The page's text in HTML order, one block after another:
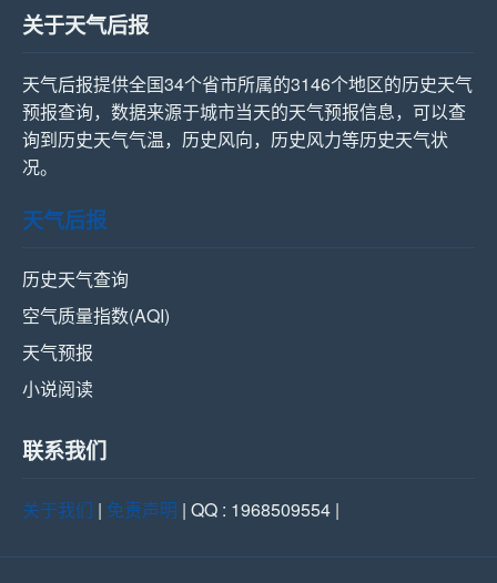
关于天气后报
天气后报提供全国34个省市所属的3146个地区的历史天气
预报查询，数据来源于城市当天的天气预报信息，可以查
询到历史天气气温，历史风向，历史风力等历史天气状
况。
天气后报
历史天气查询
空气质量指数(AQI)
天气预报
小说阅读
联系我们
关于我们 | 免责声明 | QQ : 1968509554 |